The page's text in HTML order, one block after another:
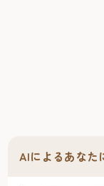
AIによるあなた